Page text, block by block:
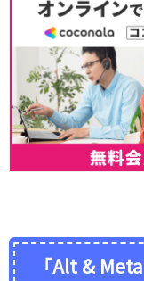
「Alt &